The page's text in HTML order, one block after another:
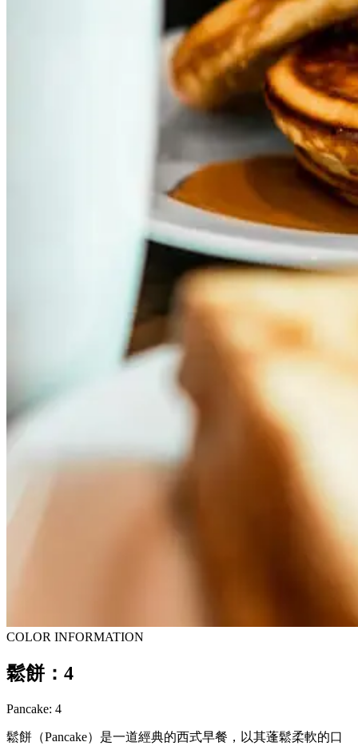
COLOR INFORMATION
鬆餅：4
Pancake: 4
鬆餅（Pancake）是一道經典的西式早餐，以其蓬鬆柔軟的口